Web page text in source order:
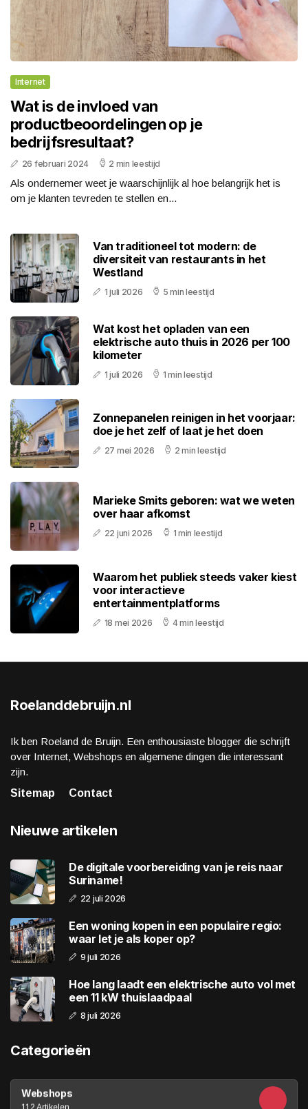
Internet
Wat is de invloed van
productbeoordelingen op je
bedrijfsresultaat?
26 februari 2024 2 min leestijd
Als ondernemer weet je waarschijnlijk al hoe belangrijk het is
om je klanten tevreden te stellen en...
Van traditioneel tot modern: de
diversiteit van restaurants in het
Westland
1 juli 2026 5 min leestijd
Wat kost het opladen van een
elektrische auto thuis in 2026 per 100
kilometer
1 juli 2026 1 min leestijd
Zonnepanelen reinigen in het voorjaar:
doe je het zelf of laat je het doen
27 mei 2026 2 min leestijd
Marieke Smits geboren: wat we weten
over haar afkomst
22 juni 2026 1 min leestijd
Waarom het publiek steeds vaker kiest
voor interactieve
entertainmentplatforms
18 mei 2026 4 min leestijd
Roelanddebruijn.nl
Ik ben Roeland de Bruijn. Een enthousiaste blogger die schrijft
over Internet, Webshops en algemene dingen die interessant
zijn.
Sitemap
Contact
Nieuwe artikelen
De digitale voorbereiding van je reis naar
Suriname!
22 juli 2026
Een woning kopen in een populaire regio:
waar let je als koper op?
9 juli 2026
Hoe lang laadt een elektrische auto vol met
een 11 kW thuislaadpaal
8 juli 2026
Categorieën
Webshops